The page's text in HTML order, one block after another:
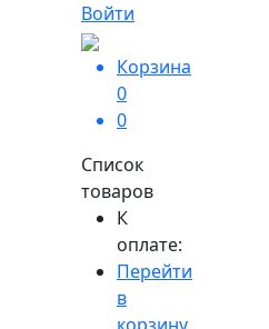
Войти
Корзина
0
0
Список
товаров
К
оплате:
Перейти
в